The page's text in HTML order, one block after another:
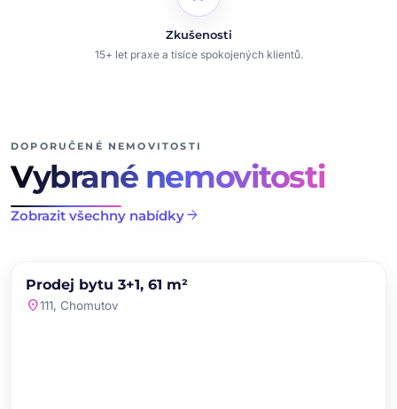
Zkušenosti
15+ let praxe a tisíce spokojených klientů.
DOPORUČENÉ NEMOVITOSTI
Vybrané nemovitosti
Zobrazit všechny nabídkyarrow_forward
PRODEJ NOVINKA
Prodej bytu 3+1, 61 m²
location_on111, Chomutov